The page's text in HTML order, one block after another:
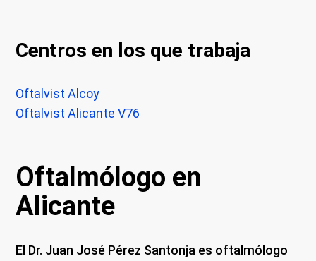
Centros en los que trabaja
Oftalvist Alcoy
Oftalvist Alicante V76
Oftalmólogo en
Alicante
El Dr. Juan José Pérez Santonja es oftalmólogo